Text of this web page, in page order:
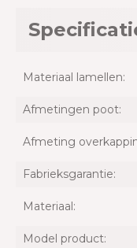
Materiaal lamellen:
Afmetingen poot:
Afmeting
Fabrieksgarantie:
Materiaal:
Model product: